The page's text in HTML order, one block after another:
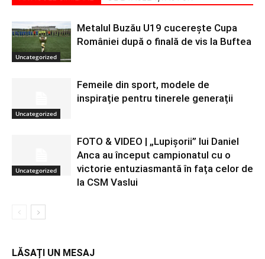
Uncategorized
Metalul Buzău U19 cucerește Cupa
României după o finală de vis la Buftea
Uncategorized
Femeile din sport, modele de
inspirație pentru tinerele generații
Uncategorized
FOTO & VIDEO | „Lupișorii” lui Daniel
Anca au început campionatul cu o
victorie entuziasmantă în fața celor de
la CSM Vaslui
LĂSAȚI UN MESAJ